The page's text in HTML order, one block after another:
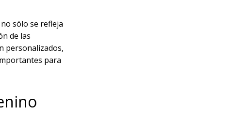
sólo se refleja
de las
personalizados,
para